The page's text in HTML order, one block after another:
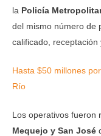
la Policía
del mismo número de
calificado, receptación
Hasta $50 millones
Río
Los operativos fueron
Mequejo y San José